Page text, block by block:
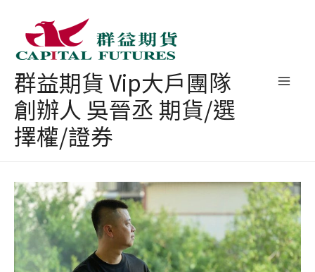
群益期貨 Vip大戶團隊
創辦人 吳晉丞 期貨/選
擇權/證券